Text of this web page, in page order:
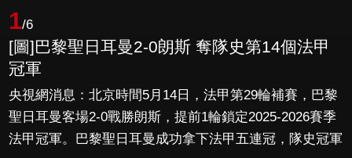
1/6
[圖]巴黎聖日耳曼2-0朗斯 奪隊史第14個法甲
冠軍
央視網消息：北京時間5月14日，法甲第29輪補賽，巴黎
聖日耳曼客場2-0戰勝朗斯，提前1輪鎖定2025-2026賽季
法甲冠軍。巴黎聖日耳曼成功拿下法甲五連冠，隊史冠軍